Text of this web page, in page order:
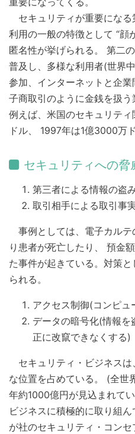
セキュリティが重要になる
利用の一般の特徴として “顔
匿名性が挙げられる。 第二
普及し、多様な利用者(世界
参加、インターネットと企
子商取引のように金銭を扱う
例えば、米国のセキュリテ
ドル、 1997年は1億3000万
セキュリティへの脅
第三者による情報の盗
取引相手による取引事
事例としては、電子カルテ
り患者が死亡したり、 預金
た事件が起きている。対策
られる。
アクセス制御(コンピュ
データの暗号化(情報を
正に改竄できなくする)
セキュリティ・ビジネスは
な位置を占めている。 (全世
年約1000億円が見込まれて
ビジネスに積極的に取り組
が社のセキュリティ・コン